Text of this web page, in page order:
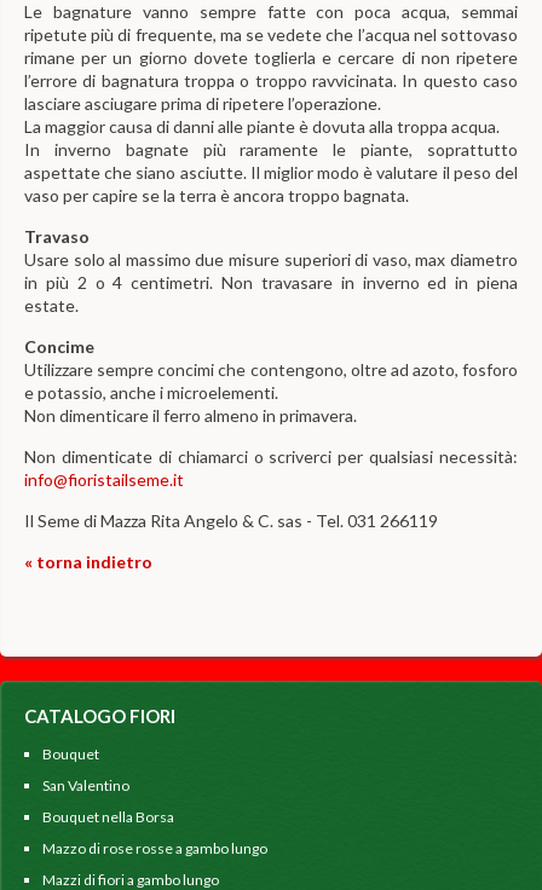
Le bagnature vanno sempre fatte con poca acqua, semmai
ripetute più di frequente, ma se vedete che l’acqua nel sottovaso
rimane per un giorno dovete toglierla e cercare di non ripetere
l’errore di bagnatura troppa o troppo ravvicinata. In questo caso
lasciare asciugare prima di ripetere l’operazione.
La maggior causa di danni alle piante è dovuta alla troppa acqua.
In inverno bagnate più raramente le piante, soprattutto
aspettate che siano asciutte. Il miglior modo è valutare il peso del
vaso per capire se la terra è ancora troppo bagnata.
Travaso
Usare solo al massimo due misure superiori di vaso, max diametro
in più 2 o 4 centimetri. Non travasare in inverno ed in piena
estate.
Concime
Utilizzare sempre concimi che contengono, oltre ad azoto, fosforo
e potassio, anche i microelementi.
Non dimenticare il ferro almeno in primavera.
Non dimenticate di chiamarci o scriverci per qualsiasi necessità:
info@fioristailseme.it
Il Seme di Mazza Rita Angelo & C. sas - Tel. 031 266119
« torna indietro
CATALOGO FIORI
Bouquet
San Valentino
Bouquet nella Borsa
Mazzo di rose rosse a gambo lungo
Mazzi di fiori a gambo lungo